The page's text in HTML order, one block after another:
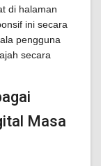
di halaman
ini secara
pengguna
secara
Masa